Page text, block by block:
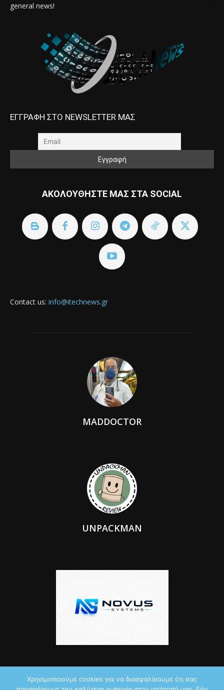
general news!
ΕΓΓΡΑΦΗ ΣΤΟ NEWSLETTER ΜΑΣ
ΑΚΟΛΟΥΘΗΣΤΕ ΜΑΣ ΣΤΑ SOCIAL
Contact us: info@itechnews.gr
MADDOCTOR
UNPACKMAN
Χρησιμοποιούμε cookies για να διασφαλίσουμε ότι σας